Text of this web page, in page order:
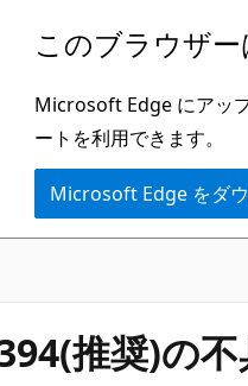
このブラウザ
Microsoft Edge にアッ
ートを利用できます。
Microsoft Edge をダ
推奨)の